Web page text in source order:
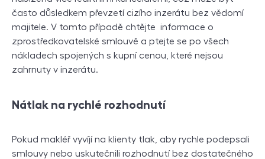
často důsledkem převzetí cizího inzerátu bez vědomí
majitele. V tomto případě chtějte informace o
zprostředkovatelské smlouvě a ptejte se po všech
nákladech spojených s kupní cenou, které nejsou
zahrnuty v inzerátu.
Nátlak na rychlé rozhodnutí
Pokud makléř vyvíjí na klienty tlak, aby rychle podepsali
smlouvy nebo uskutečnili rozhodnutí bez dostatečného